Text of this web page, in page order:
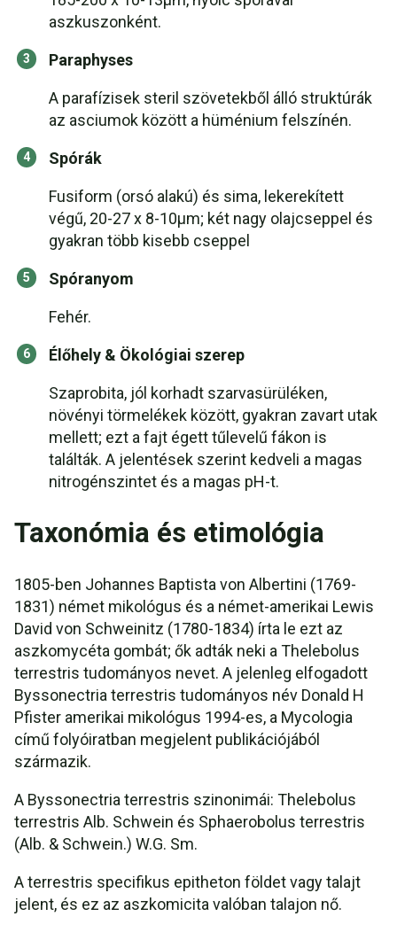
aszkuszonként.
Paraphyses
A parafízisek steril szövetekből álló struktúrák
az asciumok között a hüménium felszínén.
Spórák
Fusiform (orsó alakú) és sima, lekerekített
végű, 20-27 x 8-10μm; két nagy olajcseppel és
gyakran több kisebb cseppel
Spóranyom
Fehér.
Élőhely & Ökológiai szerep
Szaprobita, jól korhadt szarvasürüléken,
növényi törmelékek között, gyakran zavart utak
mellett; ezt a fajt égett tűlevelű fákon is
találták. A jelentések szerint kedveli a magas
nitrogénszintet és a magas pH-t.
Taxonómia és etimológia
1805-ben Johannes Baptista von Albertini (1769-
1831) német mikológus és a német-amerikai Lewis
David von Schweinitz (1780-1834) írta le ezt az
aszkomycéta gombát; ők adták neki a Thelebolus
terrestris tudományos nevet. A jelenleg elfogadott
Byssonectria terrestris tudományos név Donald H
Pfister amerikai mikológus 1994-es, a Mycologia
című folyóiratban megjelent publikációjából
származik.
A Byssonectria terrestris szinonimái: Thelebolus
terrestris Alb. Schwein és Sphaerobolus terrestris
(Alb. & Schwein.) W.G. Sm.
A terrestris specifikus epitheton földet vagy talajt
jelent, és ez az aszkomicita valóban talajon nő.